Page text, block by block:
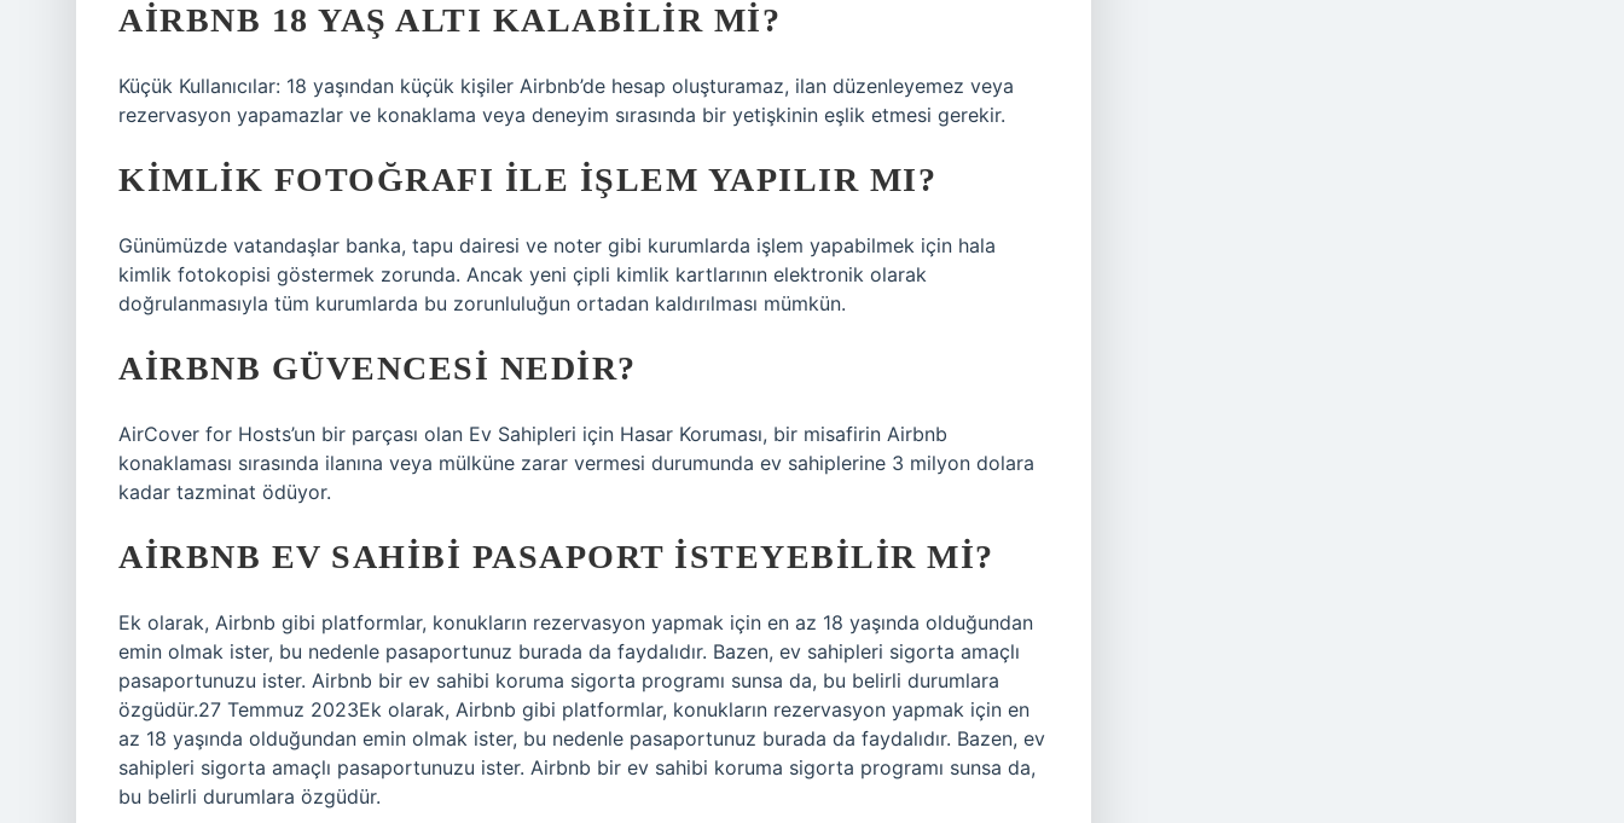
AIRBNB 18 YAŞ ALTI KALABILIR MI?
Küçük Kullanıcılar: 18 yaşından küçük kişiler Airbnb’de hesap oluşturamaz, ilan düzenleyemez veya
rezervasyon yapamazlar ve konaklama veya deneyim sırasında bir yetişkinin eşlik etmesi gerekir.
KIMLIK FOTOĞRAFI ILE IŞLEM YAPILIR MI?
Günümüzde vatandaşlar banka, tapu dairesi ve noter gibi kurumlarda işlem yapabilmek için hala
kimlik fotokopisi göstermek zorunda. Ancak yeni çipli kimlik kartlarının elektronik olarak
doğrulanmasıyla tüm kurumlarda bu zorunluluğun ortadan kaldırılması mümkün.
AIRBNB GÜVENCESI NEDIR?
AirCover for Hosts’un bir parçası olan Ev Sahipleri için Hasar Koruması, bir misafirin Airbnb
konaklaması sırasında ilanına veya mülküne zarar vermesi durumunda ev sahiplerine 3 milyon dolara
kadar tazminat ödüyor.
AIRBNB EV SAHIBI PASAPORT ISTEYEBILIR MI?
Ek olarak, Airbnb gibi platformlar, konukların rezervasyon yapmak için en az 18 yaşında olduğundan
emin olmak ister, bu nedenle pasaportunuz burada da faydalıdır. Bazen, ev sahipleri sigorta amaçlı
pasaportunuzu ister. Airbnb bir ev sahibi koruma sigorta programı sunsa da, bu belirli durumlara
özgüdür.27 Temmuz 2023Ek olarak, Airbnb gibi platformlar, konukların rezervasyon yapmak için en
az 18 yaşında olduğundan emin olmak ister, bu nedenle pasaportunuz burada da faydalıdır. Bazen, ev
sahipleri sigorta amaçlı pasaportunuzu ister. Airbnb bir ev sahibi koruma sigorta programı sunsa da,
bu belirli durumlara özgüdür.